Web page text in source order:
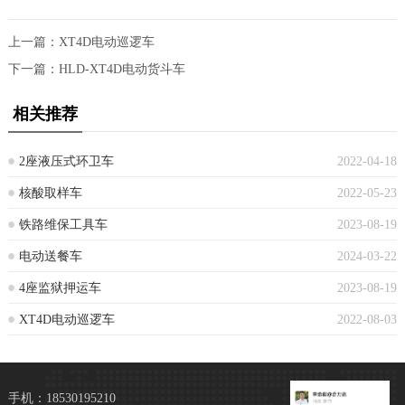
上一篇： XT4D电动巡逻车
下一篇： HLD-XT4D电动货斗车
相关推荐
2022-04-18
2座液压式环卫车
2022-05-23
核酸取样车
2023-08-19
铁路维保工具车
2024-03-22
电动送餐车
2023-08-19
4座监狱押运车
2022-08-03
XT4D电动巡逻车
手机：18530195210